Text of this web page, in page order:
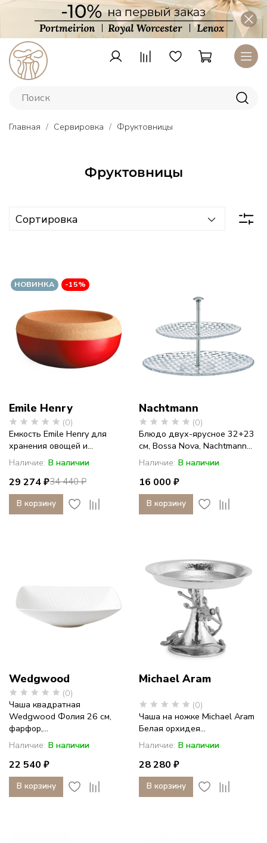
Главная Сервировка Фруктовницы
Фруктовницы
Тарелки
Lenox
фарфор
историей
НОВИНКА -15%
Emile Henry
(0)
Емкость Emile Henry для
хранения овощей и...
Наличие: В наличии
34 440 ₽
29 274 ₽
В корзину
Nachtmann
(0)
Блюдо двух-ярусное 32+23
см, Bossa Nova, Nachtmann...
Наличие: В наличии
16 000 ₽
В корзину
Wedgwood
(0)
Чаша квадратная
Wedgwood Фолия 26 см,
фарфор,...
Наличие: В наличии
22 540 ₽
В корзину
Michael Aram
(0)
Чаша на ножке Michael Aram
Белая орхидея...
Наличие: В наличии
28 280 ₽
В корзину